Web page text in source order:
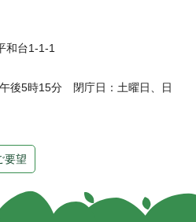
和台1-1-1
後5時15分 閉庁日：土曜日、日
要望